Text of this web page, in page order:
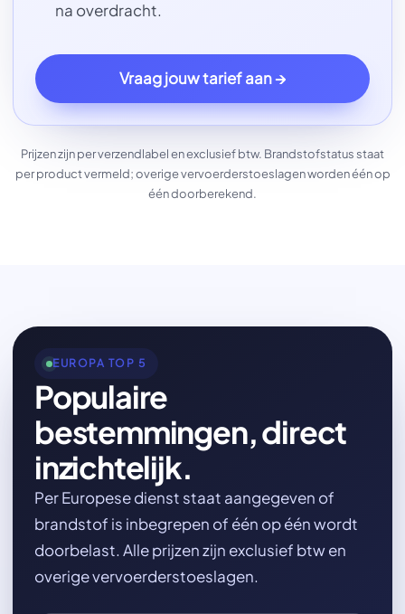
na overdracht.
Vraag jouw tarief aan →
Prijzen zijn per verzendlabel en exclusief btw. Brandstofstatus staat
per product vermeld; overige vervoerderstoeslagen worden één op
één doorberekend.
EUROPA TOP 5
Populaire
bestemmingen, direct
inzichtelijk.
Per Europese dienst staat aangegeven of
brandstof is inbegrepen of één op één wordt
doorbelast. Alle prijzen zijn exclusief btw en
overige vervoerderstoeslagen.